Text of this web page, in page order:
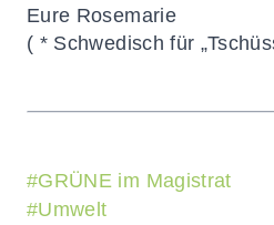
Eure Rosemarie
( * Schwedisch für
#GRÜNE im Magistrat
#Umwelt